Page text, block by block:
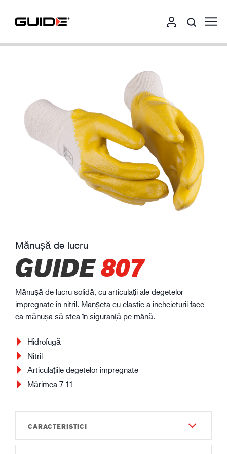
Mănușă de lucru
GUIDE807
Mănușă de lucru solidă, cu articulații ale degetelor
impregnate în nitril. Manșeta cu elastic a încheieturii face
ca mănușa să stea în siguranță pe mână.
Hidrofugă
Nitril
Articulațiile degetelor impregnate
Mărimea 7-11
CARACTERISTICI